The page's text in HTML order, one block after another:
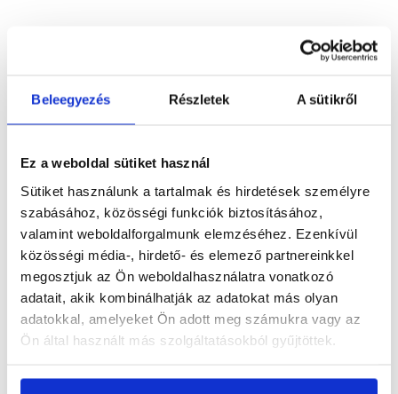
Beleegyezés Részletek A sütikről
Ez a weboldal sütiket használ
Sütiket használunk a tartalmak és hirdetések személyre
szabásához, közösségi funkciók biztosításához,
valamint weboldalforgalmunk elemzéséhez. Ezenkívül
közösségi média-, hirdető- és elemező partnereinkkel
megosztjuk az Ön weboldalhasználatra vonatkozó
adatait, akik kombinálhatják az adatokat más olyan
adatokkal, amelyeket Ön adott meg számukra vagy az
Ön által használt más szolgáltatásokból gyűjtöttek.
Termékinformáció
Vásárlói vélemények